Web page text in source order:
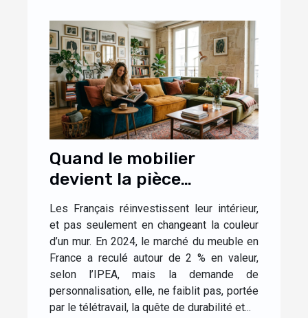
Quand le mobilier
devient la pièce
maîtresse d’un intérieur
personnalisé
Les Français réinvestissent leur intérieur,
et pas seulement en changeant la couleur
d’un mur. En 2024, le marché du meuble en
France a reculé autour de 2 % en valeur,
selon l’IPEA, mais la demande de
personnalisation, elle, ne faiblit pas, portée
par le télétravail, la quête de durabilité et...